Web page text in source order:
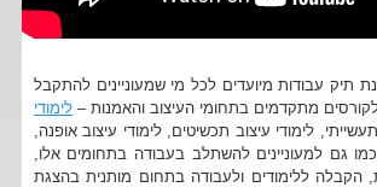
תיק עבודות מיועדים לכל מי שמעוניינים להתקבל
מתקדמים בתחומי העיצוב והאמנות –לימודי
תעשייתי, לימודי עיצוב תכשיטים, לימודי עיצוב אופנה,
כמו גם למעוניינים להשתלב בעבודה בתחומים אלו,
הקבלה ללימודים ולעבודה בתחום מותנית בהצגת